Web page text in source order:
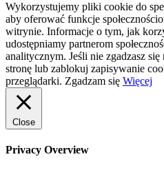
Wykorzystujemy pliki cookie do
aby oferować funkcje
witrynie. Informacje o tym, jak
udostępniamy partnerom
analitycznym. Jeśli nie zgadzasz
stronę lub zablokuj zapisywanie
przeglądarki. Zgadzam się Więcej
Close
Privacy Overview